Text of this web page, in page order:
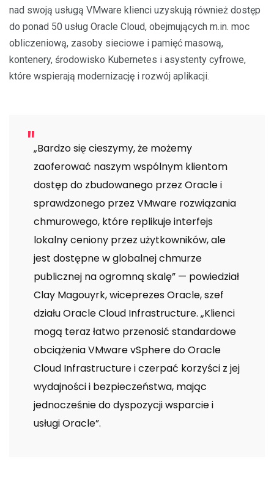
nad swoją usługą VMware klienci uzyskują również dostęp
do ponad 50 usług Oracle Cloud, obejmujących m.in. moc
obliczeniową, zasoby sieciowe i pamięć masową,
kontenery, środowisko Kubernetes i asystenty cyfrowe,
które wspierają modernizację i rozwój aplikacji.
„Bardzo się cieszymy, że możemy
zaoferować naszym wspólnym klientom
dostęp do zbudowanego przez Oracle i
sprawdzonego przez VMware rozwiązania
chmurowego, które replikuje interfejs
lokalny ceniony przez użytkowników, ale
jest dostępne w globalnej chmurze
publicznej na ogromną skalę” — powiedział
Clay Magouyrk, wiceprezes Oracle, szef
działu Oracle Cloud Infrastructure. „Klienci
mogą teraz łatwo przenosić standardowe
obciążenia VMware vSphere do Oracle
Cloud Infrastructure i czerpać korzyści z jej
wydajności i bezpieczeństwa, mając
jednocześnie do dyspozycji wsparcie i
usługi Oracle”.